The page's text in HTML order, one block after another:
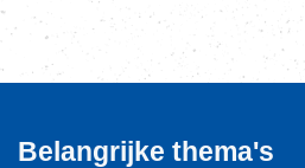
Belangrijke thema's